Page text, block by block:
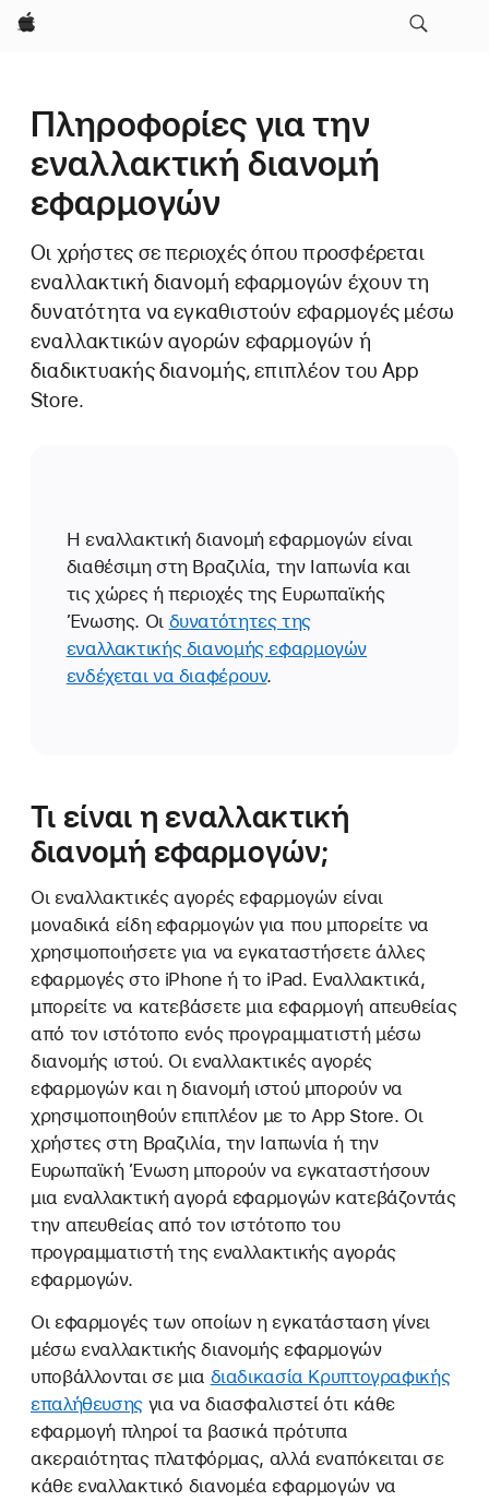
Apple
Πληροφορίες για την
εναλλακτική διανομή
εφαρμογών
Οι χρήστες σε περιοχές όπου προσφέρεται
εναλλακτική διανομή εφαρμογών έχουν τη
δυνατότητα να εγκαθιστούν εφαρμογές μέσω
εναλλακτικών αγορών εφαρμογών ή
διαδικτυακής διανομής, επιπλέον του App
Store.
Η εναλλακτική διανομή εφαρμογών είναι
διαθέσιμη στη Βραζιλία, την Ιαπωνία και
τις χώρες ή περιοχές της Ευρωπαϊκής
Ένωσης. Οι δυνατότητες της
εναλλακτικής διανομής εφαρμογών
ενδέχεται να διαφέρουν.
Τι είναι η εναλλακτική
διανομή εφαρμογών;
Οι εναλλακτικές αγορές εφαρμογών είναι
μοναδικά είδη εφαρμογών για που μπορείτε να
χρησιμοποιήσετε για να εγκαταστήσετε άλλες
εφαρμογές στο iPhone ή το iPad. Εναλλακτικά,
μπορείτε να κατεβάσετε μια εφαρμογή απευθείας
από τον ιστότοπο ενός προγραμματιστή μέσω
διανομής ιστού. Οι εναλλακτικές αγορές
εφαρμογών και η διανομή ιστού μπορούν να
χρησιμοποιηθούν επιπλέον με το App Store. Οι
χρήστες στη Βραζιλία, την Ιαπωνία ή την
Ευρωπαϊκή Ένωση μπορούν να εγκαταστήσουν
μια εναλλακτική αγορά εφαρμογών κατεβάζοντάς
την απευθείας από τον ιστότοπο του
προγραμματιστή της εναλλακτικής αγοράς
εφαρμογών.
Οι εφαρμογές των οποίων η εγκατάσταση γίνει
μέσω εναλλακτικής διανομής εφαρμογών
υποβάλλονται σε μια διαδικασία Κρυπτογραφικής
επαλήθευσηςγια να διασφαλιστεί ότι κάθε
εφαρμογή πληροί τα βασικά πρότυπα
ακεραιότητας πλατφόρμας, αλλά εναπόκειται σε
κάθε εναλλακτικό διανομέα εφαρμογών να